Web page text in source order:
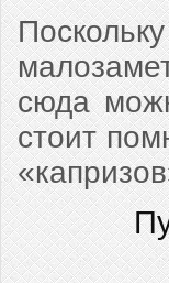
сюда
стоит